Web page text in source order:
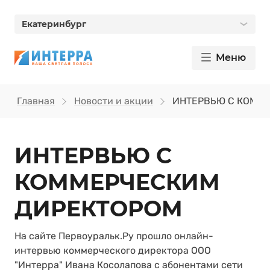
Екатеринбург
Меню
Главная Новости и акции ИНТЕРВЬЮ С
ИНТЕРВЬЮ С
КОММЕРЧЕСКИМ
ДИРЕКТОРОМ
На сайте Первоуральк.Ру прошло онлайн-
интервью коммерческого директора ООО
"Интерра" Ивана Косолапова с абонентами сети